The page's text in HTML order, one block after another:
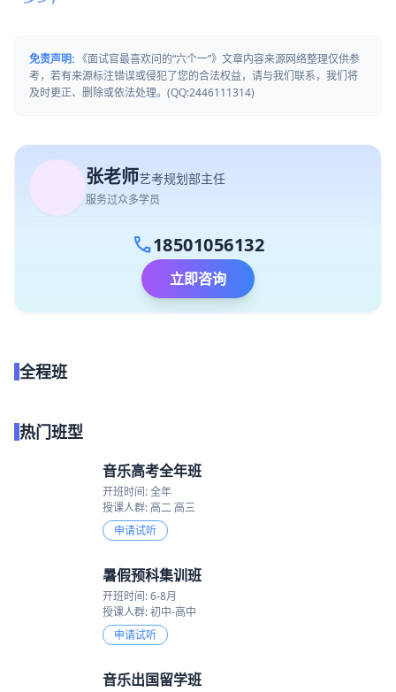
免责声明: 《面试官最喜欢问的“六个一”》文章内容来源网络整理仅供参
考，若有来源标注错误或侵犯了您的合法权益，请与我们联系，我们将
及时更正、删除或依法处理。(QQ:2446111314)
张老师艺考规划部主任
服务过众多学员
call18501056132
立即咨询
全程班
热门班型
音乐高考全年班
开班时间: 全年
授课人群: 高二 高三
申请试听
暑假预科集训班
开班时间: 6-8月
授课人群: 初中-高中
申请试听
音乐出国留学班